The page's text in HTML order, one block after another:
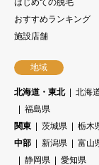
はじめての脱毛
おすすめランキング
施設店舗
地域
北海道・東北 北海
福島県
関東
茨城県 栃木
中部
新潟県 富山
静岡県
愛知県